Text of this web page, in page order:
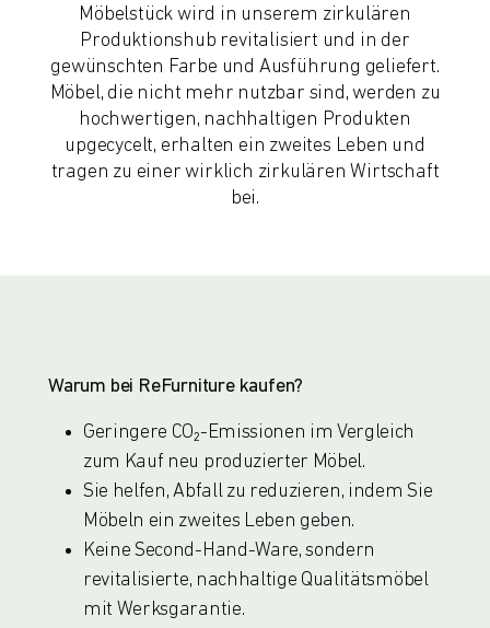
Möbelstück wird in unserem zirkulären
Produktionshub revitalisiert und in der
gewünschten Farbe und Ausführung geliefert.
Möbel, die nicht mehr nutzbar sind, werden zu
hochwertigen, nachhaltigen Produkten
upgecycelt, erhalten ein zweites Leben und
tragen zu einer wirklich zirkulären Wirtschaft
bei.
Warum bei ReFurniture kaufen?
Geringere CO₂-Emissionen im Vergleich
zum Kauf neu produzierter Möbel.
Sie helfen, Abfall zu reduzieren, indem Sie
Möbeln ein zweites Leben geben.
Keine Second-Hand-Ware, sondern
revitalisierte, nachhaltige Qualitätsmöbel
mit Werksgarantie.